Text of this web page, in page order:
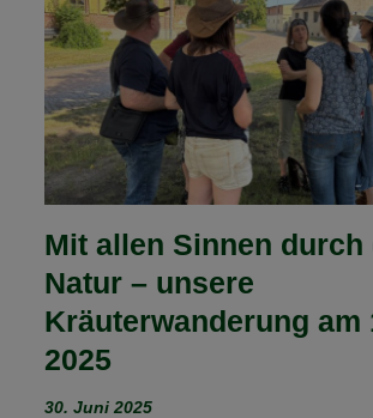
HEIDE-
TRAIL-
SCHLEIFE
Mit allen Sinnen durch
Natur – unsere
Kräuterwanderung am
2025
30. Juni 2025